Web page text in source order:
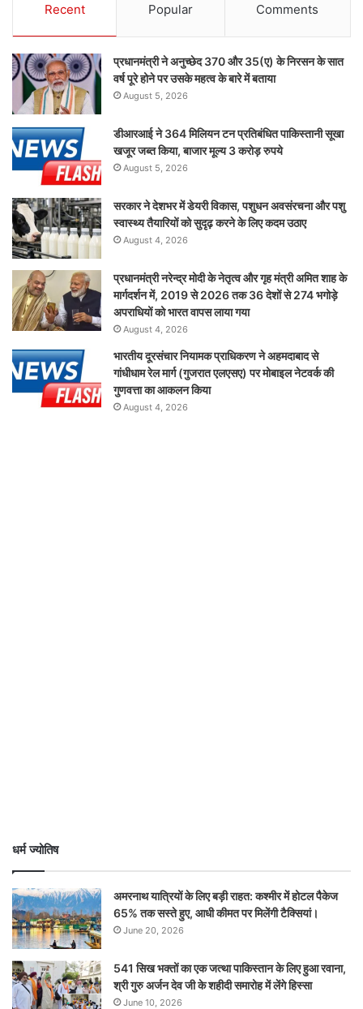
Recent Popular Comments
प्रधानमंत्री ने अनुच्छेद 370 और 35(ए) के निरसन के सात
वर्ष पूरे होने पर उसके महत्व के बारे में बताया
August 5, 2026
डीआरआई ने 364 मिलियन टन प्रतिबंधित पाकिस्तानी सूखा
खजूर जब्त किया, बाजार मूल्य 3 करोड़ रुपये
August 5, 2026
सरकार ने देशभर में डेयरी विकास, पशुधन अवसंरचना और पशु
स्वास्थ्य तैयारियों को सुदृढ़ करने के लिए कदम उठाए
August 4, 2026
प्रधानमंत्री नरेन्द्र मोदी के नेतृत्व और गृह मंत्री अमित शाह के
मार्गदर्शन में, 2019 से 2026 तक 36 देशों से 274 भगोड़े
अपराधियों को भारत वापस लाया गया
August 4, 2026
भारतीय दूरसंचार नियामक प्राधिकरण ने अहमदाबाद से
गांधीधाम रेल मार्ग (गुजरात एलएसए) पर मोबाइल नेटवर्क की
गुणवत्ता का आकलन किया
August 4, 2026
धर्म ज्योतिष
अमरनाथ यात्रियों के लिए बड़ी राहत: कश्मीर में होटल पैकेज
65% तक सस्ते हुए, आधी कीमत पर मिलेंगी टैक्सियां।
June 20, 2026
541 सिख भक्तों का एक जत्था पाकिस्तान के लिए हुआ रवाना,
श्री गुरु अर्जन देव जी के शहीदी समारोह में लेंगे हिस्सा
June 10, 2026